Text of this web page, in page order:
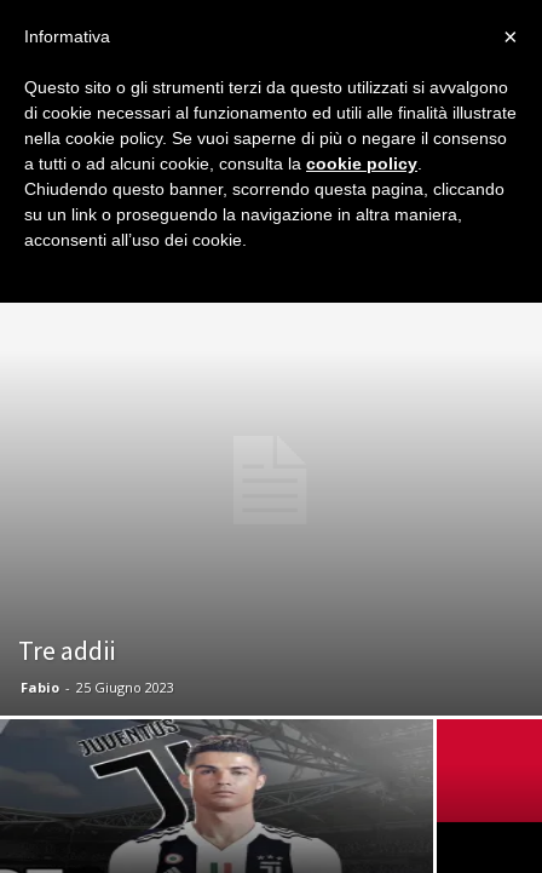
Home AC Milan News & calciomercato
NEWS & CALCIOMERCATO
Le notizie di calciomercato e non sul Milan commentate da
Milan Night, la community dei tifosi Milanisti.
Tre addii
Fabio - 25 Giugno 2023
×
Informativa
Questo sito o gli strumenti terzi da questo utilizzati si avvalgono
di cookie necessari al funzionamento ed utili alle finalità illustrate
nella cookie policy. Se vuoi saperne di più o negare il consenso
a tutti o ad alcuni cookie, consulta la cookie policy
Chiudendo questo banner, scorrendo questa pagina, cliccando
su un link o proseguendo la navigazione in altra maniera,
acconsenti all’uso dei cookie.